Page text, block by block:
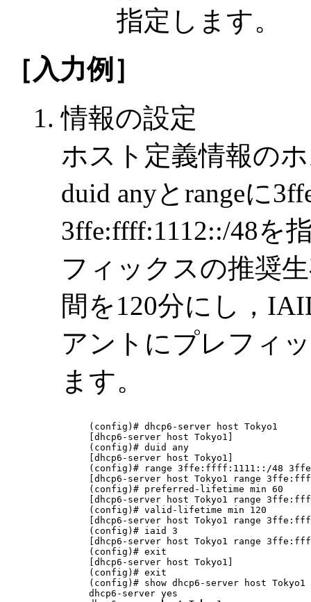
指定します。
［入力例］
情報の設定
ホスト定義情報の
duid anyとrangeに
3ffe:ffff:1112::/48を
フィックスの推奨
間を120分にし，
アントにプレフィ
ます。
(config)# dhcp6-server host Tokyo1
[dhcp6-server host Tokyo1]
(config)# duid any
[dhcp6-server host Tokyo1]
(config)# range 3ffe:ffff:1111::/48
[dhcp6-server host Tokyo1 range
(config)# preferred-lifetime min 60
[dhcp6-server host Tokyo1 range
(config)# valid-lifetime min 120
[dhcp6-server host Tokyo1 range
(config)# iaid 3
[dhcp6-server host Tokyo1 range
(config)# exit
[dhcp6-server host Tokyo1]
(config)# exit
(config)# show dhcp6-server host Tokyo1
dhcp6-server yes